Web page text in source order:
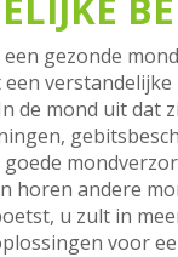
gezonde
de mond uit dat
horen andere
u zult in
voor